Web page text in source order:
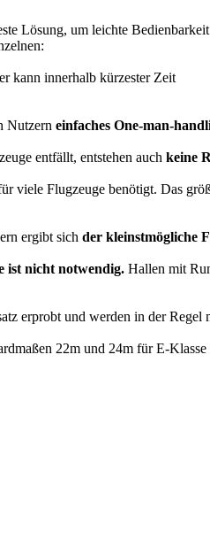
Lösung, um leichte
kann innerhalb kürzester Zeit
Nutzern einfaches One-man-
entfällt, entstehen auch keine
viele Flugzeuge benötigt. Das
ergibt sich der kleinstmögliche
ist nicht notwendig. Hallen mit
erprobt und werden in der Regel
22m und 24m für E-